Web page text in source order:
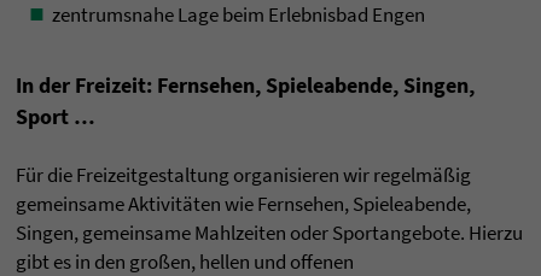
zentrumsnahe Lage beim Erlebnisbad Engen
In der Freizeit: Fernsehen, Spieleabende, Singen,
Sport …
Für die Freizeitgestaltung organisieren wir regelmäßig
gemeinsame Aktivitäten wie Fernsehen, Spieleabende,
Singen, gemeinsame Mahlzeiten oder Sportangebote. Hierzu
gibt es in den großen, hellen und offenen